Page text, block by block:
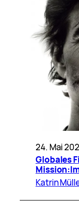
24. Mai
Globales
Katrin